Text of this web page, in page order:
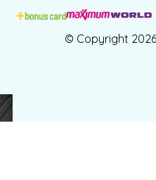
© Copyright